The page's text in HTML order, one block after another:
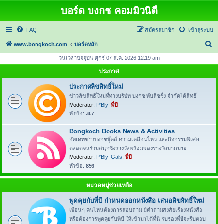
บอร์ด บงกช คอมมิวนิตี้
FAQ เข้าสู่ระบบ
สมัครสมาชิก
www.bongkoch.com บอร์ดหลัก
า
วันเวลาปัจจุบัน ศุกร์ 07 ส.ค. 2026 12:19 am
ประกาศ
ประกาศลิขสิทธิ์ใหม่
ข่าวลิขสิทธิ์ใหม่ที่ทางบริษัท บงกช พับลิชชื่ง จำกัดได้สิทธิ์
Moderator: P'Bly พี่บี
หัวข้อ: 307
Bongkoch Books News & Activities
อัพเดทข่าวบงกชบุ๊คส์ ความเคลื่อนไหว และกิจกรรมพิเศษ
ตลอดจนร่วมสนุกชิงรางวัลพร้อมของรางวัลมากมาย
Moderator: P'Bly Gals พี่บี
หัวข้อ: 856
หมวดหมู่ช่วยเหลือ
พูดคุยกับพี่บี กำหนดออกหนังสือ เสนอลิขสิทธิ์ใหม่
เพื่อนๆ คนไหนต้องการสอบถาม มีคำถามสงสัยเรื่องหนังสือ
หรือต้องการพูดคุยกับพี่บี ให้เข้ามาได้ที่นี่ รับรองพี่บีจะรีบตอบ